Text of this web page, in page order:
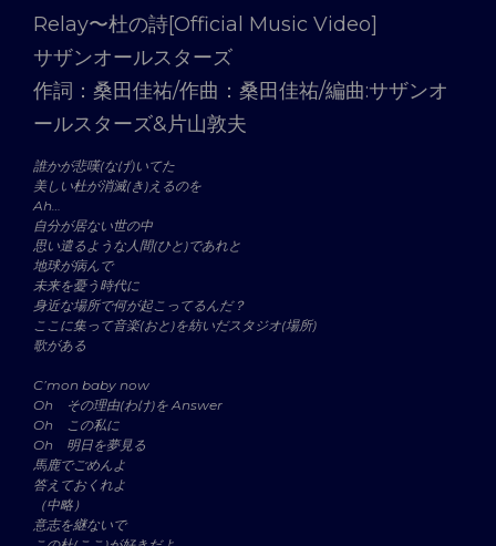
Relay〜杜の詩[Official Music Video]
サザンオールスターズ
作詞：桑田佳祐/作曲：桑田佳祐/編曲:サザンオ
ールスターズ&片山敦夫
誰かが悲嘆(なげ)いてた
美しい杜が消滅(き)えるのを
Ah…
自分が居ない世の中
思い遣るような人間(ひと)であれと
地球が病んで
未来を憂う時代に
身近な場所で何が起こってるんだ？
ここに集って音楽(おと)を紡いだスタジオ(場所)
歌がある
C’mon baby now
Oh その理由(わけ)を Answer
Oh この私に
Oh 明日を夢見る
馬鹿でごめんよ
答えておくれよ
（中略）
意志を継ないで